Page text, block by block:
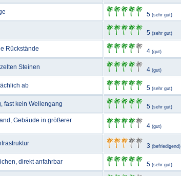
5 (sehr gut)
5 (sehr gut)
Rückstände 4 (gut)
Steinen 4 (gut)
ab 5 (sehr gut)
fast kein Wellengang 5 (sehr gut)
Gebäude in größerer
4 (gut)
3 (befriedigend)
direkt anfahrbar 5 (sehr gut)